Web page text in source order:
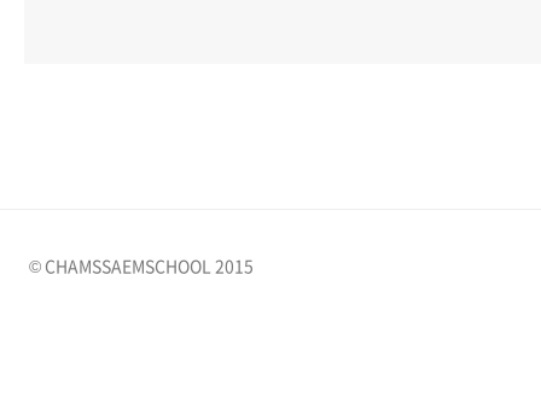
© CHAMSSAEMSCHOOL 2015